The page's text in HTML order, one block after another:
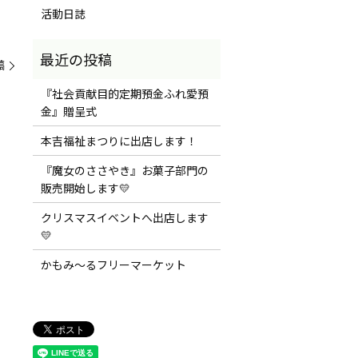
活動日誌
『社会貢献目的定期預金ふれ愛預
金』贈呈式
本吉福祉まつりに出店します！
『魔女のささやき』お菓子部門の
販売開始します💛
クリスマスイベントへ出店します
💛
かもみ～るフリーマーケット